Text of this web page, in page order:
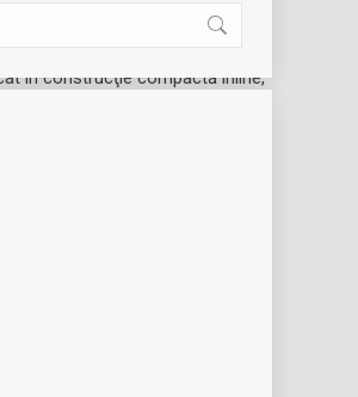
în construcţie compactă inline,